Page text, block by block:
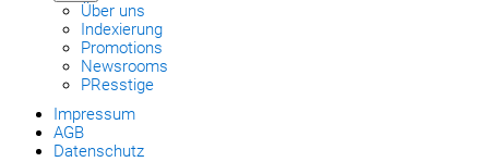
Über uns
Indexierung
Promotions
Newsrooms
PResstige
Impressum
AGB
Datenschutz